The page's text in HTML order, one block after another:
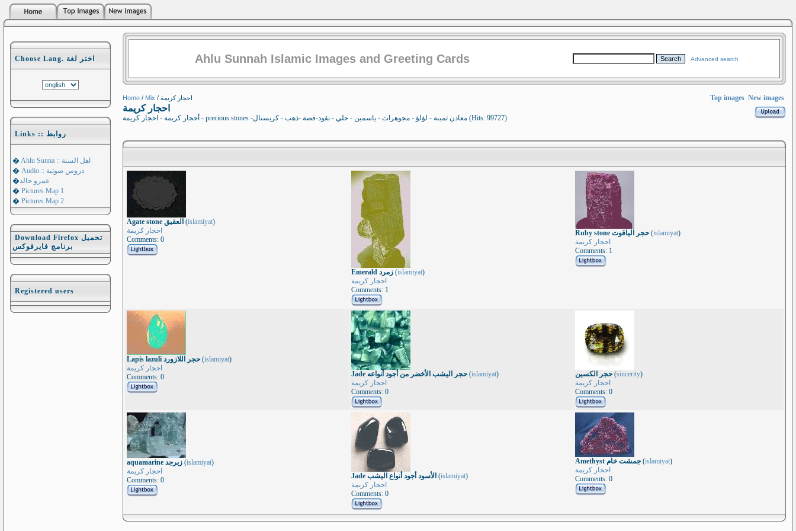
Choose Lang. اختر لغة
Links :: روابط
�
Ahlu Sunna :: اهل السنة
�
Audio :: دروس صوتية
�عمرو خالد
� Pictures Map 1
� Pictures Map 2
Download Firefox تحميل
برنامج فايرفوكس
Registered users
Ahlu Sunnah Islamic Images and Greeting Cards Advanced search
Home / Mix / احجار كريمة Top images New images
احجار كريمة
أحجار كريمة - احجار كريمة - precious stones -معادن ثمينة - لؤلؤ - مجوهرات - ياسمين - حلي - نقود-فضة -ذهب - كريستال (Hits: 99727)
Agate stone العقيق (islamiyat)
احجار كريمة
Comments: 0
Emerald زمرد (islamiyat)
احجار كريمة
Comments: 1
Ruby stone حجر الياقوت (islamiyat)
احجار كريمة
Comments: 1
Lapis lazuli حجر اللازورد (islamiyat)
احجار كريمة
Comments: 0
Jade حجر اليشب الأخضر من أجود أنواعه (islamiyat)
احجار كريمة
Comments: 0
حجر الكسين (sincerity)
احجار كريمة
Comments: 0
aquamarine زبرجد (islamiyat)
احجار كريمة
Comments: 0
Jade الأسود أجود أنواع اليشب (islamiyat)
احجار كريمة
Comments: 0
Amethyst جمشت خام (islamiyat)
احجار كريمة
Comments: 0